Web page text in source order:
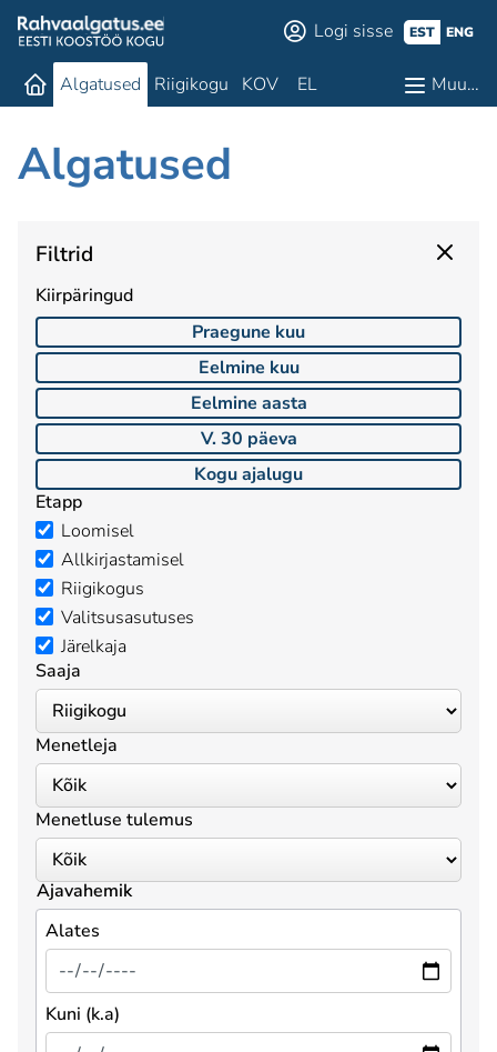
Logi sisse EST ENG
Algatused Riigikogu KOV EL Muu…
Algatused
Filtrid
Kiirpäringud
Praegune kuu
Eelmine kuu
Eelmine aasta
V. 30 päeva
Kogu ajalugu
Etapp
Loomisel
Allkirjastamisel
Riigikogus
Valitsusasutuses
Järelkaja
Saaja
Menetleja
Menetluse tulemus
Ajavahemik
Alates
Kuni (k.a)